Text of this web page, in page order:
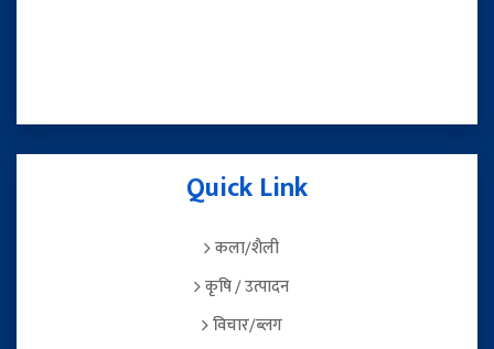
Quick Link
कला/शैली
कृषि / उत्पादन
विचार/ब्लग